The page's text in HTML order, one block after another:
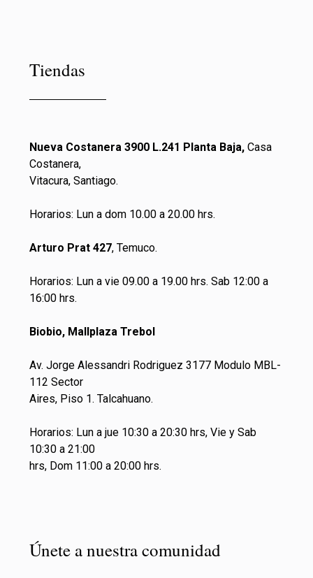
Tiendas
Nueva Costanera 3900 L.241 Planta Baja, Casa
Costanera,
Vitacura, Santiago.
Horarios: Lun a dom 10.00 a 20.00 hrs.
Arturo Prat 427, Temuco.
Horarios: Lun a vie 09.00 a 19.00 hrs. Sab 12:00 a
16:00 hrs.
Biobio, Mallplaza Trebol
Av. Jorge Alessandri Rodriguez 3177 Modulo MBL-
112 Sector
Aires, Piso 1. Talcahuano.
Horarios: Lun a jue 10:30 a 20:30 hrs, Vie y Sab
10:30 a 21:00
hrs, Dom 11:00 a 20:00 hrs.
Únete a nuestra comunidad